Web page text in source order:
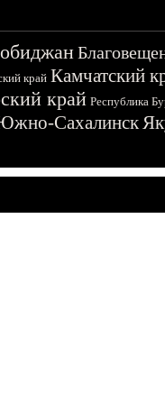
край Камчатский
край Республика
Сахалинск